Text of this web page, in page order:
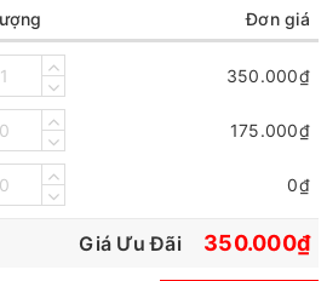
Đơn giá
350.000₫
175.000₫
0₫
Giá Ưu Đãi 350.000₫